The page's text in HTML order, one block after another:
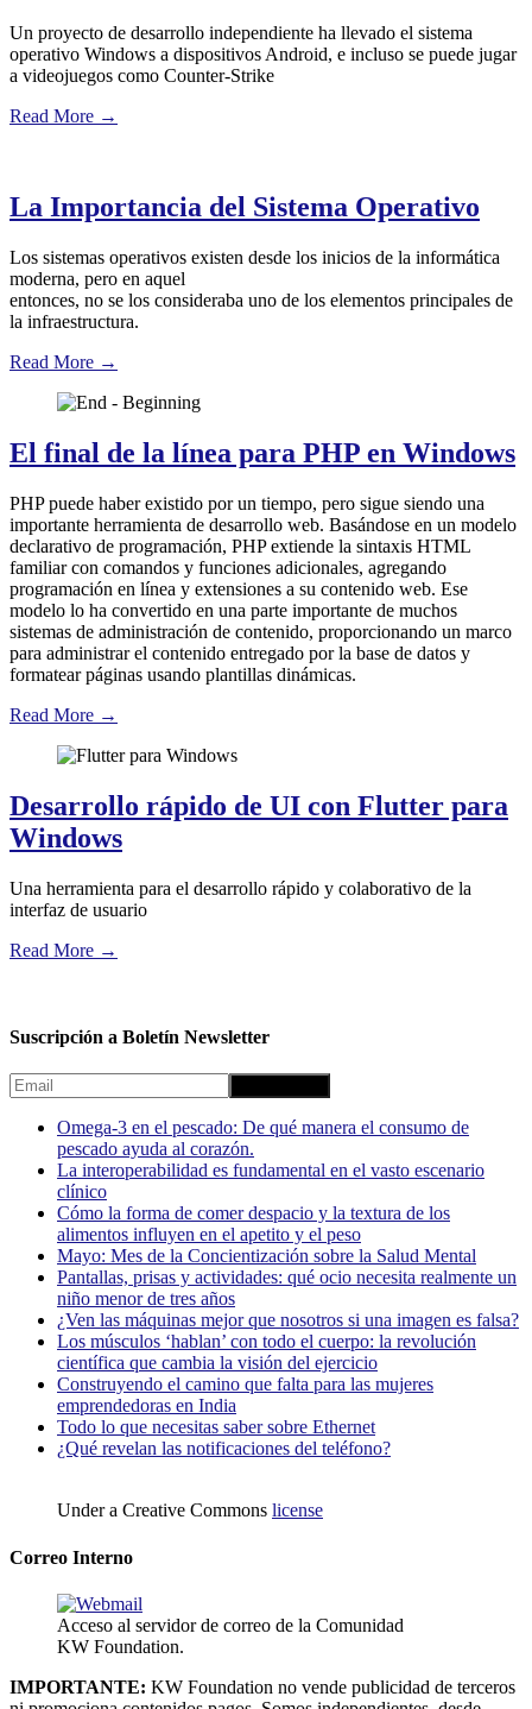
Un proyecto de desarrollo independiente ha llevado el sistema
operativo Windows a dispositivos Android, e incluso se puede jugar
a videojuegos como Counter-Strike
Read More →
La Importancia del Sistema Operativo
Los sistemas operativos existen desde los inicios de la informática
moderna, pero en aquel
entonces, no se los consideraba uno de los elementos principales de
la infraestructura.
Read More →
El final de la línea para PHP en Windows
PHP puede haber existido por un tiempo, pero sigue siendo una
importante herramienta de desarrollo web. Basándose en un modelo
declarativo de programación, PHP extiende la sintaxis HTML
familiar con comandos y funciones adicionales, agregando
programación en línea y extensiones a su contenido web. Ese
modelo lo ha convertido en una parte importante de muchos
sistemas de administración de contenido, proporcionando un marco
para administrar el contenido entregado por la base de datos y
formatear páginas usando plantillas dinámicas.
Read More →
Desarrollo rápido de UI con Flutter para
Windows
Una herramienta para el desarrollo rápido y colaborativo de la
interfaz de usuario
Read More →
Suscripción a Boletín Newsletter
Omega-3 en el pescado: De qué manera el consumo de
pescado ayuda al corazón.
La interoperabilidad es fundamental en el vasto escenario
clínico
Cómo la forma de comer despacio y la textura de los
alimentos influyen en el apetito y el peso
Mayo: Mes de la Concientización sobre la Salud Mental
Pantallas, prisas y actividades: qué ocio necesita realmente un
niño menor de tres años
¿Ven las máquinas mejor que nosotros si una imagen es falsa?
Los músculos ‘hablan’ con todo el cuerpo: la revolución
científica que cambia la visión del ejercicio
Construyendo el camino que falta para las mujeres
emprendedoras en India
Todo lo que necesitas saber sobre Ethernet
¿Qué revelan las notificaciones del teléfono?
Under a Creative Commons license
Correo Interno
Acceso al servidor de correo de la Comunidad
KW Foundation.
IMPORTANTE: KW Foundation no vende publicidad de terceros